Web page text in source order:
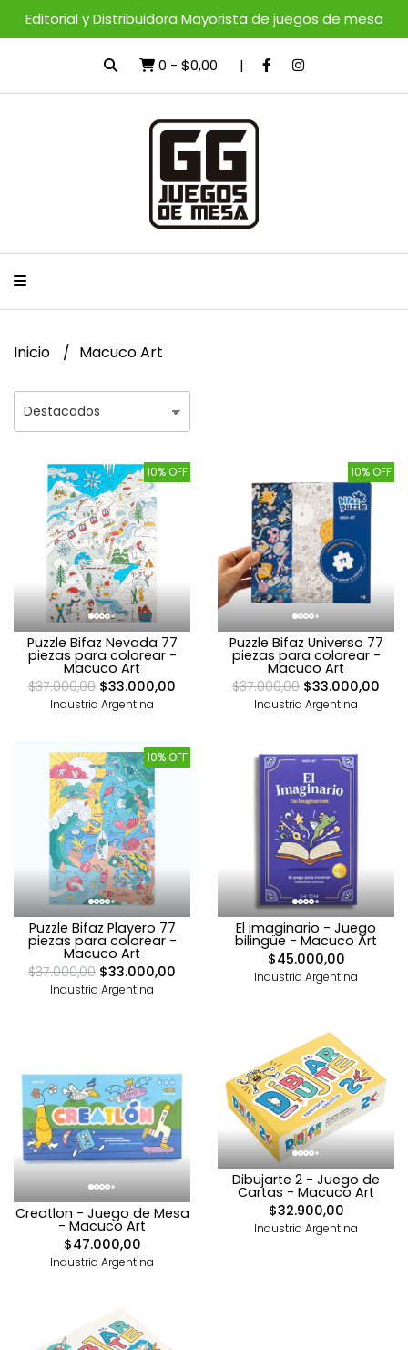
Editorial y Distribuidora Mayorista de juegos de mesa
0 - $0,00
Inicio Macuco Art
10% OFF
Puzzle Bifaz Nevada 77
piezas para colorear -
Macuco Art
$37.000,00 $33.000,00
Industria Argentina
10% OFF
Puzzle Bifaz Universo 77
piezas para colorear -
Macuco Art
$37.000,00 $33.000,00
Industria Argentina
10% OFF
Puzzle Bifaz Playero 77
piezas para colorear -
Macuco Art
$37.000,00 $33.000,00
Industria Argentina
El imaginario - Juego
bilingüe - Macuco Art
$45.000,00
Industria Argentina
Creatlon - Juego de Mesa
- Macuco Art
$47.000,00
Industria Argentina
Dibujarte 2 - Juego de
Cartas - Macuco Art
$32.900,00
Industria Argentina